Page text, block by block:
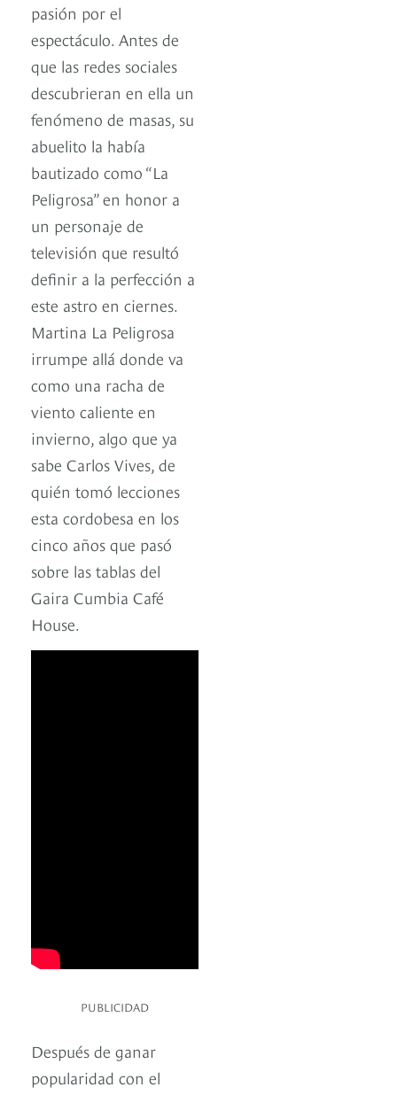
pasión por el
espectáculo. Antes de
que las redes sociales
descubrieran en ella un
fenómeno de masas, su
abuelito la había
bautizado como “La
Peligrosa” en honor a
un personaje de
televisión que resultó
definir a la perfección a
este astro en ciernes.
Martina La Peligrosa
irrumpe allá donde va
como una racha de
viento caliente en
invierno, algo que ya
sabe Carlos Vives, de
quién tomó lecciones
esta cordobesa en los
cinco años que pasó
sobre las tablas del
Gaira Cumbia Café
House.
PUBLICIDAD
Después de ganar
popularidad con el